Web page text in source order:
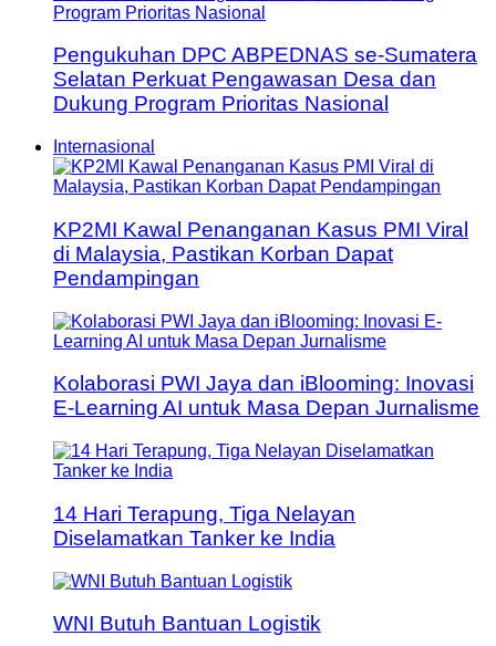
Pengukuhan DPC ABPEDNAS se-Sumatera
Selatan Perkuat Pengawasan Desa dan
Dukung Program Prioritas Nasional
Internasional
KP2MI Kawal Penanganan Kasus PMI Viral
di Malaysia, Pastikan Korban Dapat
Pendampingan
Kolaborasi PWI Jaya dan iBlooming: Inovasi
E-Learning AI untuk Masa Depan Jurnalisme
14 Hari Terapung, Tiga Nelayan
Diselamatkan Tanker ke India
WNI Butuh Bantuan Logistik